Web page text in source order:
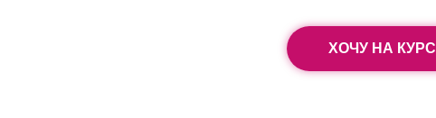
ХОЧУ НА КУРС